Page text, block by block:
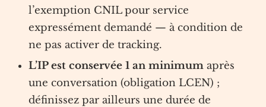
l’exemption CNIL pour service
expressément demandé — à condition de
ne pas activer de tracking.
L’IP est conservée 1 an minimum après
une conversation (obligation LCEN) ;
définissez par ailleurs une durée de